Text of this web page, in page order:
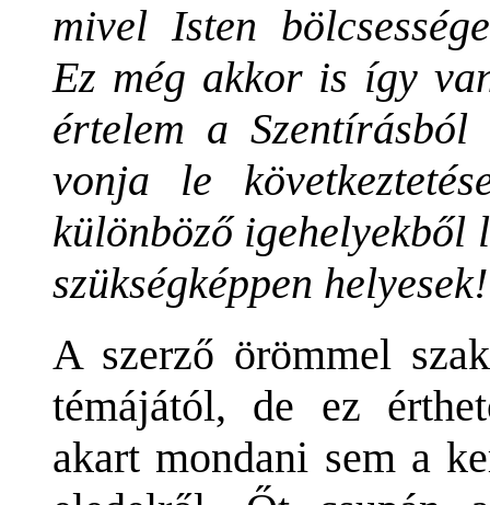
mivel Isten
Ez még akkor is így
értelem a
vonja le
különböző igehelyekből
szükségképpen helyesek!
A szerző örömmel
témájától, de ez
akart mondani sem a